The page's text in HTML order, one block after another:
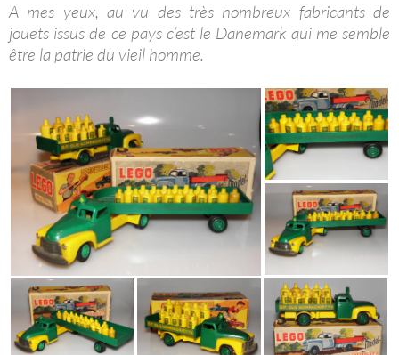
A mes yeux, au vu des très nombreux fabricants de
jouets issus de ce pays c’est le Danemark qui me semble
être la patrie du vieil homme.